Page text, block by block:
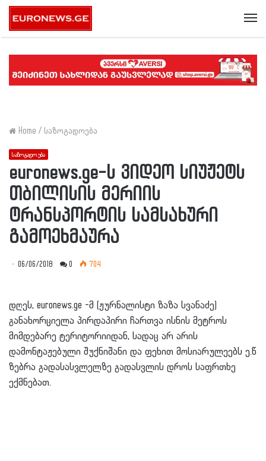
Home / საზოგადოება
საზოგადოება
euronews.ge-ს ვიდეო სიუჟეტს
თბილისის მერიის
ტრანსპორტის სამსახური
გამოეხმაურა
06/06/2018 0 704
დღეს, euronews.ge -მ (ჟურნალისტი ზაზა სვანაძე)
განახორციელა პირდაპირი ჩართვა ისნის მეტროს
მიმდებარე ტერიტორიიდან, სადაც არ არის
დამონტაჟებული შუქნიშანი და ფეხით მოსიარულეებს ე.წ
ზებრა გადასასვლელზე გადასვლის დროს საფრთხე
ექმნებათ.